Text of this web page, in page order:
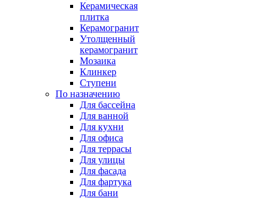
Керамическая
плитка
Керамогранит
Утолщенный
керамогранит
Мозаика
Клинкер
Ступени
По назначению
Для бассейна
Для ванной
Для кухни
Для офиса
Для террасы
Для улицы
Для фасада
Для фартука
Для бани